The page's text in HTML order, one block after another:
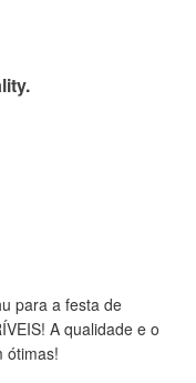
para a festa de
A qualidade e o
ótimas!